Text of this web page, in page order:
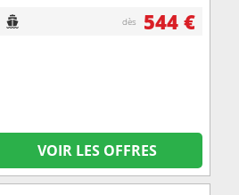
dès 544 €
VOIR LES OFFRES